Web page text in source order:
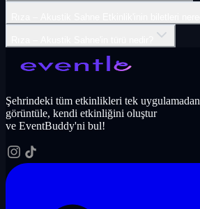
Şehrindeki tüm etkinlikleri tek uygulamadan
görüntüle, kendi etkinliğini oluştur
ve EventBuddy'ni bul!